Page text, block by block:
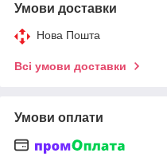
Умови доставки
Нова Пошта
Всі умови доставки
Умови оплати